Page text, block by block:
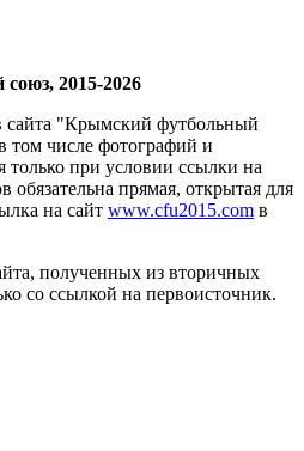
2015-2026
сайта "Крымский футбольный
том числе фотографий и
только при условии ссылки на
обязательна прямая, открытая для
на сайт www.cfu2015.com в
полученных из вторичных
со ссылкой на первоисточник.